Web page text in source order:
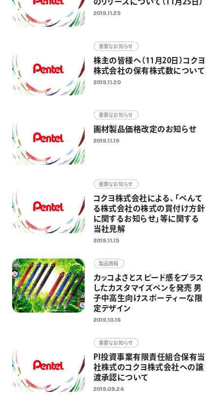
のリリースについて（11月25日）
2019.11.25
重要なお知らせ
株主の皆様へ（11月20日）コクヨ
株式会社の保有株式数について
2019.11.20
重要なお知らせ
画材製品価格改定のお知らせ
2019.11.19
重要なお知らせ
コクヨ株式会社による、「ぺんて
る株式会社の株式の買付け方針
に関するお知らせ」等に関する
当社見解
2019.11.15
製品情報
カッコよさとスピード感をプラス
したカスタマイズペンを発売 男
子中高生向けスポーティーな限
定デザイン
2019.10.16
重要なお知らせ
PI投資事業有限責任組合保有当
社株式のコクヨ株式会社への譲
渡承認について
2019.09.24